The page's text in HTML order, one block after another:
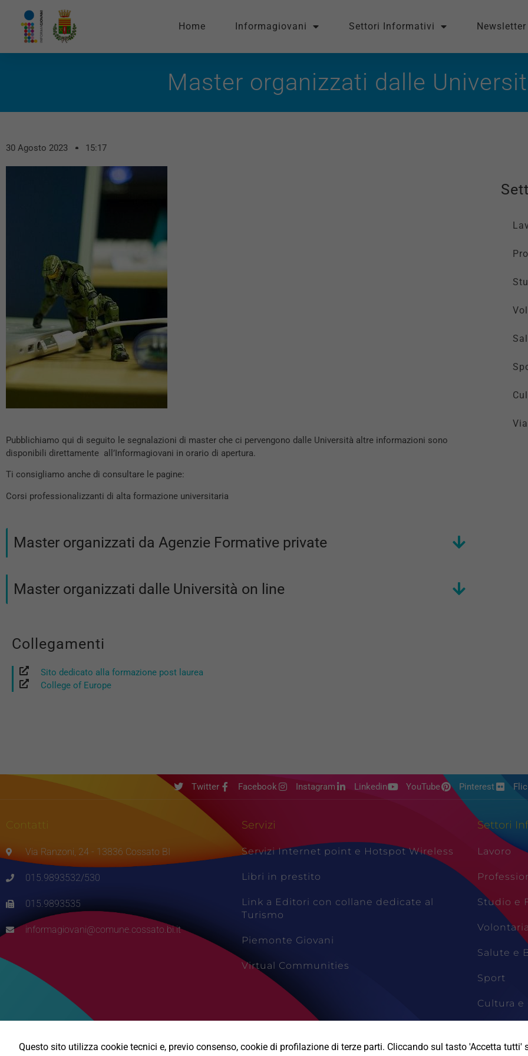
Home Informagiovani Settori Informativi Newsletter
Master organizzati dalle
30 Agosto 2023 15:17
Pubblichiamo qui di seguito le segnalazioni di master che ci pervengono dalle Università altre informazioni sono
disponibili direttamente all’Informagiovani in orario di apertura.
Ti consigliamo anche di consultare le pagine:
Corsi professionalizzanti di alta formazione universitaria
Master organizzati da Agenzie Formative private
Master organizzati dalle Università on line
Collegamenti
Sito dedicato alla formazione post laurea
College of Europe
Twitter Facebook Instagram Linkedin YouTube Pinterest
Contatti
Via Ranzoni, 24 - 13836 Cossato BI
015.9893532/530
015.9893535
informagiovani@comune.cossato.bi.it
Servizi
Servizi Internet point e Hotspot Wireless
Libri in prestito
Link a Editori con collane dedicate al
Turismo
Piemonte Giovani
Virtual Communities
Settori
Lavoro
Studio e
Salute e
Sport
Cultura e
Questo sito utilizza cookie tecnici e, previo consenso, cookie di profilazione di terze parti. Cliccando sul tasto 'Accetta tutti'